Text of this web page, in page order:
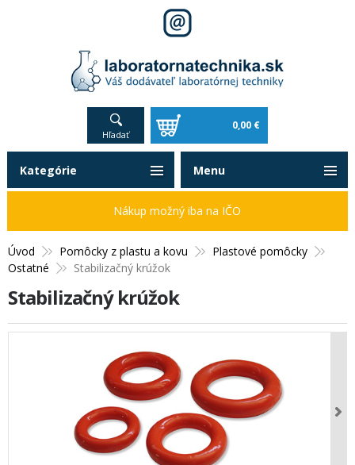
Hľadať
0,00 €
Úvod Pomôcky z plastu a kovu
Plastové pomôcky
Ostatné
Stabilizačný krúžok
Stabilizačný krúžok
Kategórie
Nákup možný iba na IČO
Menu